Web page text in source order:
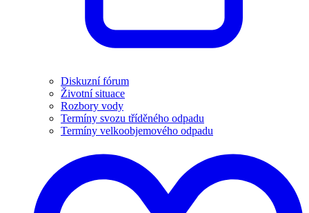
Diskuzní fórum
Životní situace
Rozbory vody
Termíny svozu tříděného odpadu
Termíny velkoobjemového odpadu